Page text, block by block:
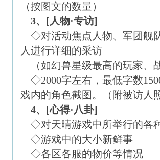
（按图文的数量）
3、[人物·专访]
◇对活动焦点人物、军团舰
人进行详细的采访
（如幻兽星级最高的玩家、
◇2000字左右，最低字数
戏内的角色截图。（附被访人
4、[心得·八卦]
◇对天晴游戏中所举行的各
◇游戏中的大小新鲜事
◇各区各服的物价等情况